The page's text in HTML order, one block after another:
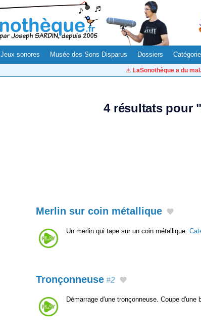
Jeux sonores Musée des Sons Disparus Dossiers
⚠️ LaSonothèque a du
4 résultats pour
Merlin sur coin métallique
Un merlin qui tape sur un coin métallique.
Tronçonneuse #2
Démarrage d'une tronçonneuse. Coupe d'une